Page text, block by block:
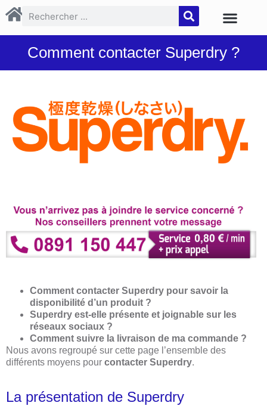
Comment contacter Superdry ?
Comment contacter Superdry pour savoir la
disponibilité d’un produit ?
Superdry est-elle présente et joignable sur les
réseaux sociaux ?
Comment suivre la livraison de ma commande ?
Nous avons regroupé sur cette page l’ensemble des
différents moyens pour contacter Superdry.
La présentation de Superdry